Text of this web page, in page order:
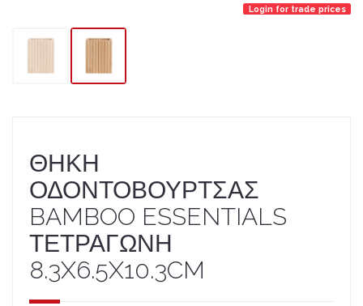
Login for trade prices
ΘΗΚΗ
ΟΔΟΝΤΟΒΟΥΡΤΣΑΣ
BAMBOO ESSENTIALS
ΤΕΤΡΑΓΩΝΗ
8.3X6.5X10.3CM